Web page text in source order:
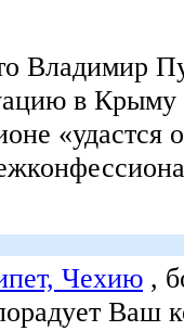
Владимир
в Крыму
«удастся
Чехию ,
Ваш